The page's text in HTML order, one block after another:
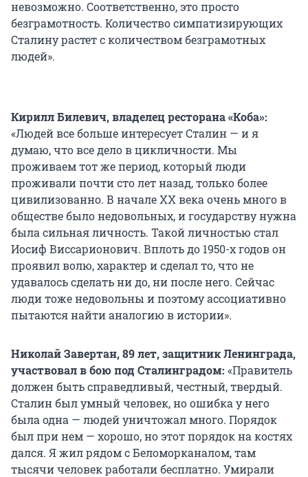
невозможно. Соответственно, это просто
безграмотность. Количество симпатизирующих
Сталину растет с количеством безграмотных
людей».
Кирилл Билевич, владелец ресторана «Коба»:
«Людей все больше интересует Сталин — и я
думаю, что все дело в цикличности. Мы
проживаем тот же период, который люди
проживали почти сто лет назад, только более
цивилизованно. В начале XX века очень много в
обществе было недовольных, и государству нужна
была сильная личность. Такой личностью стал
Иосиф Виссарионович. Вплоть до 1950-х годов он
проявил волю, характер и сделал то, что не
удавалось сделать ни до, ни после него. Сейчас
люди тоже недовольны и поэтому ассоциативно
пытаются найти аналогию в истории».
Николай Завертан, 89 лет, защитник Ленинграда,
участвовал в бою под Сталинградом: «Правитель
должен быть справедливый, честный, твердый.
Сталин был умный человек, но ошибка у него
была одна — людей уничтожал много. Порядок
был при нем — хорошо, но этот порядок на костях
дался. Я жил рядом с Беломорканалом, там
тысячи человек работали бесплатно. Умирали